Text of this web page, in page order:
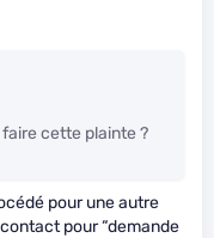
cette plainte ?
pour une autre
pour “demande